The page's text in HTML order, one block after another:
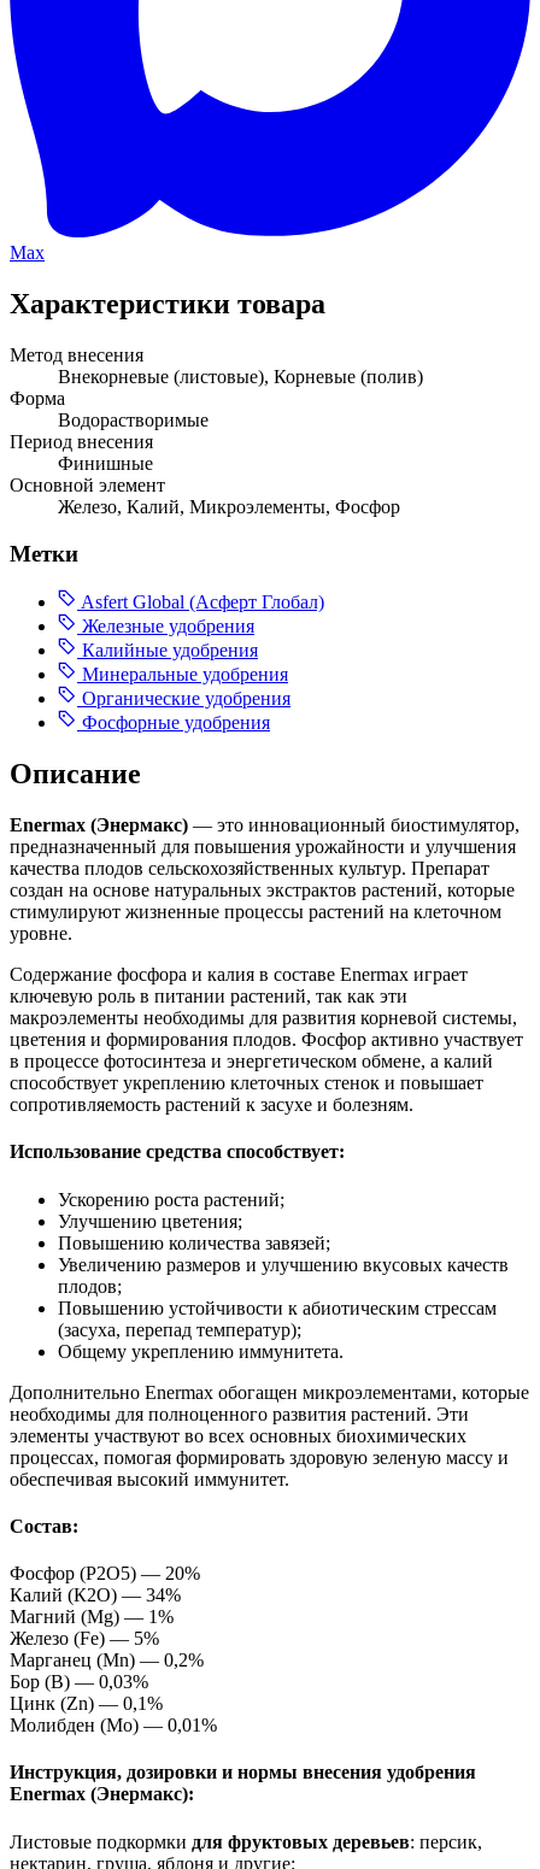
Max
Характеристики товара
Метод внесения
Внекорневые (листовые), Корневые (полив)
Форма
Водорастворимые
Период внесения
Финишные
Основной элемент
Железо, Калий, Микроэлементы, Фосфор
Метки
Asfert Global (Асферт Глобал)
Железные удобрения
Калийные удобрения
Минеральные удобрения
Органические удобрения
Фосфорные удобрения
Описание
Enermax (Энермакс) — это инновационный биостимулятор,
предназначенный для повышения урожайности и улучшения
качества плодов сельскохозяйственных культур. Препарат
создан на основе натуральных экстрактов растений, которые
стимулируют жизненные процессы растений на клеточном
уровне.
Содержание фосфора и калия в составе Enermax играет
ключевую роль в питании растений, так как эти
макроэлементы необходимы для развития корневой системы,
цветения и формирования плодов. Фосфор активно участвует
в процессе фотосинтеза и энергетическом обмене, а калий
способствует укреплению клеточных стенок и повышает
сопротивляемость растений к засухе и болезням.
Использование средства способствует:
Ускорению роста растений;
Улучшению цветения;
Повышению количества завязей;
Увеличению размеров и улучшению вкусовых качеств
плодов;
Повышению устойчивости к абиотическим стрессам
(засуха, перепад температур);
Общему укреплению иммунитета.
Дополнительно Enermax обогащен микроэлементами, которые
необходимы для полноценного развития растений. Эти
элементы участвуют во всех основных биохимических
процессах, помогая формировать здоровую зеленую массу и
обеспечивая высокий иммунитет.
Состав:
Фосфор (Р2О5) — 20%
Калий (К2О) — 34%
Магний (Mg) — 1%
Железо (Fe) — 5%
Марганец (Mn) — 0,2%
Бор (В) — 0,03%
Цинк (Zn) — 0,1%
Молибден (Мо) — 0,01%
Инструкция, дозировки и нормы внесения удобрения
Enermax (Энермакс):
Листовые подкормки для фруктовых деревьев: персик,
нектарин, груша, яблоня и другие: